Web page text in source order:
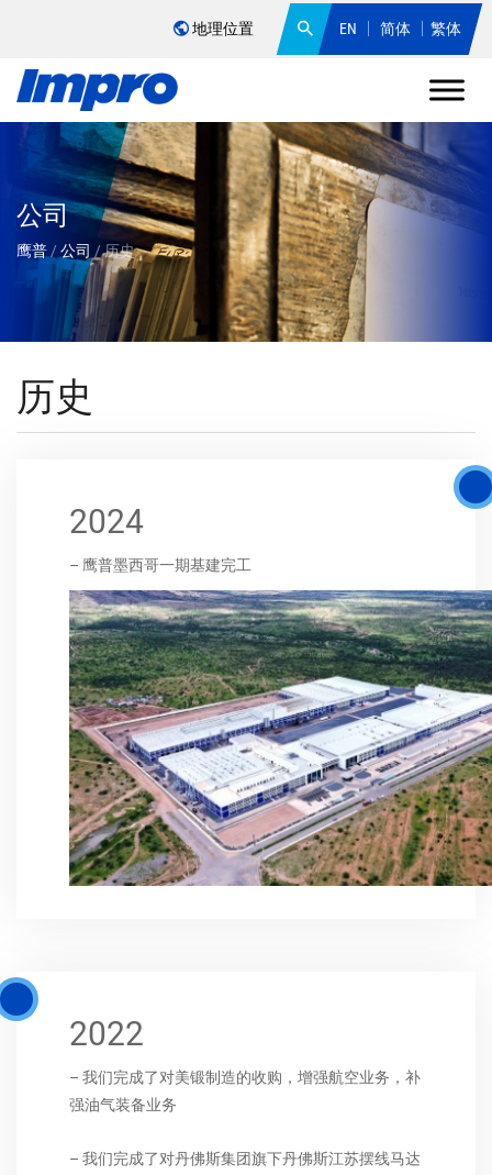
地理位置 EN 简体 繁体
公司
鹰普/ 公司 /历史
历史
2024
– 鹰普墨西哥一期基建完工
2022
– 我们完成了对美锻制造的收购，增强航空业务，补
强油气装备业务
– 我们完成了对丹佛斯集团旗下丹佛斯江苏摆线马达